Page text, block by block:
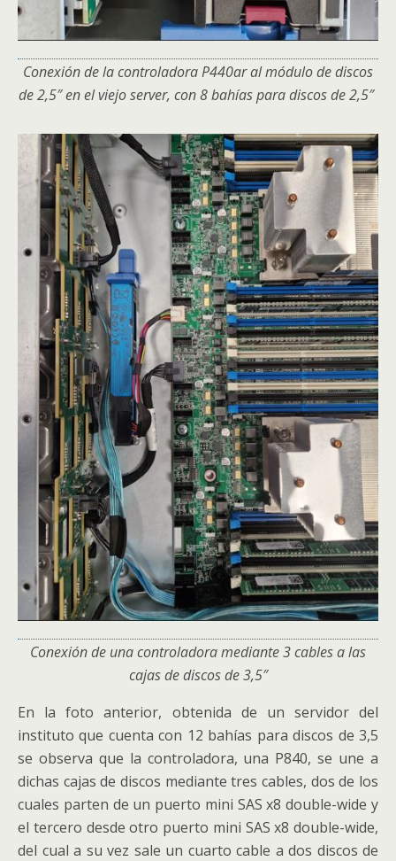
Conexión de la controladora P440ar al módulo de discos
de 2,5″ en el viejo server, con 8 bahías para discos de 2,5″
Conexión de una controladora mediante 3 cables a las
cajas de discos de 3,5″
En la foto anterior, obtenida de un servidor del
instituto que cuenta con 12 bahías para discos de 3,5
se observa que la controladora, una P840, se une a
dichas cajas de discos mediante tres cables, dos de los
cuales parten de un puerto mini SAS x8 double-wide y
el tercero desde otro puerto mini SAS x8 double-wide,
del cual a su vez sale un cuarto cable a dos discos de